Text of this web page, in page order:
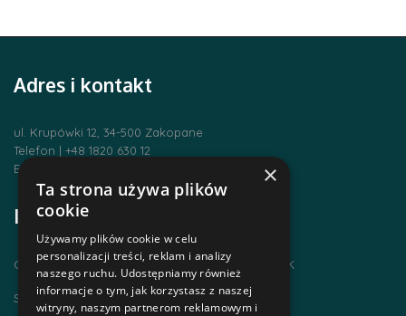
Adres i kontakt
ul. Krupówki 12, 34-500 Zakopane
Telefon | +48 1820 630 12
Email | biuro@zakopanepttk.pl
Informacje
Chodzimy po górach i zdobywamy GOT PTTK
Szlaki Tatr Polskich
×
Ta strona używa plików
cookie
Używamy plików cookie w celu
personalizacji treści, reklam i analizy
naszego ruchu. Udostępniamy również
informacje o tym, jak korzystasz z naszej
witryny, naszym partnerom reklamowym i